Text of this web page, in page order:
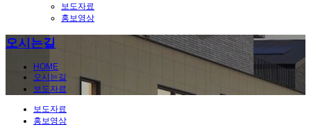
보도자료
홍보영상
오시는길
HOME
오시는길
보도자료
보도자료
홍보영상